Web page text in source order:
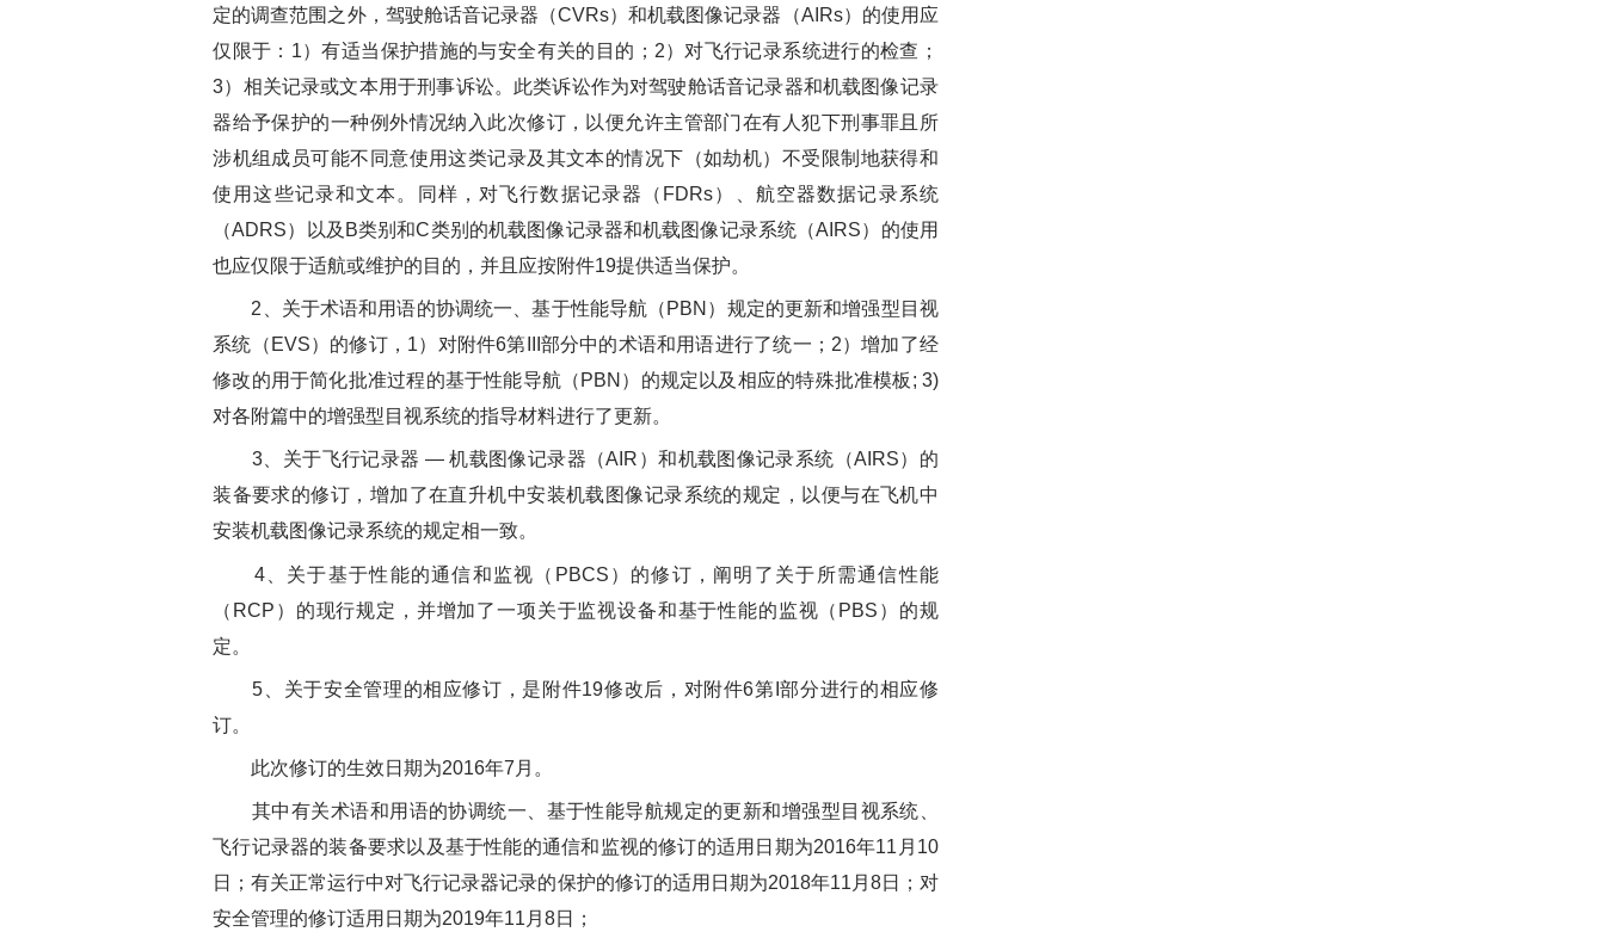
定的调查范围之外，驾驶舱话音记录器（CVRs）和机载图像记录器（AIRs）的使用应
仅限于：1）有适当保护措施的与安全有关的目的；2）对飞行记录系统进行的检查；
3）相关记录或文本用于刑事诉讼。此类诉讼作为对驾驶舱话音记录器和机载图像记录
器给予保护的一种例外情况纳入此次修订，以便允许主管部门在有人犯下刑事罪且所
涉机组成员可能不同意使用这类记录及其文本的情况下（如劫机）不受限制地获得和
使用这些记录和文本。同样，对飞行数据记录器（FDRs）、航空器数据记录系统
（ADRS）以及B类别和C类别的机载图像记录器和机载图像记录系统（AIRS）的使用
也应仅限于适航或维护的目的，并且应按附件19提供适当保护。
2、关于术语和用语的协调统一、基于性能导航（PBN）规定的更新和增强型目视
系统（EVS）的修订，1）对附件6第III部分中的术语和用语进行了统一；2）增加了经
修改的用于简化批准过程的基于性能导航（PBN）的规定以及相应的特殊批准模板; 3)
对各附篇中的增强型目视系统的指导材料进行了更新。
3、关于飞行记录器 — 机载图像记录器（AIR）和机载图像记录系统（AIRS）的
装备要求的修订，增加了在直升机中安装机载图像记录系统的规定，以便与在飞机中
安装机载图像记录系统的规定相一致。
4、关于基于性能的通信和监视（PBCS）的修订，阐明了关于所需通信性能
（RCP）的现行规定，并增加了一项关于监视设备和基于性能的监视（PBS）的规
定。
5、关于安全管理的相应修订，是附件19修改后，对附件6第I部分进行的相应修
订。
此次修订的生效日期为2016年7月。
其中有关术语和用语的协调统一、基于性能导航规定的更新和增强型目视系统、
飞行记录器的装备要求以及基于性能的通信和监视的修订的适用日期为2016年11月10
日；有关正常运行中对飞行记录器记录的保护的修订的适用日期为2018年11月8日；对
安全管理的修订适用日期为2019年11月8日；